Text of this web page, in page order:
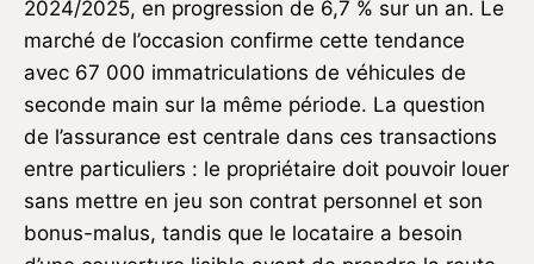
2024/2025, en progression de 6,7 % sur un an. Le
marché de l’occasion confirme cette tendance
avec 67 000 immatriculations de véhicules de
seconde main sur la même période. La question
de l’assurance est centrale dans ces transactions
entre particuliers : le propriétaire doit pouvoir louer
sans mettre en jeu son contrat personnel et son
bonus-malus, tandis que le locataire a besoin